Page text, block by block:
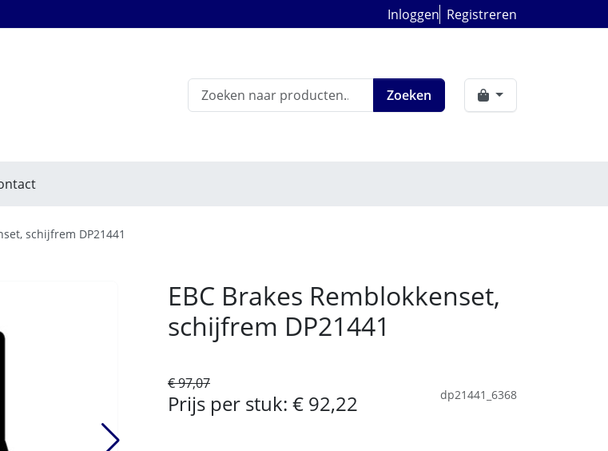
Inloggen Registreren
Zoeken
schijfrem DP21441
EBC Brakes Remblokkenset,
schijfrem DP21441
€ 97,07
Prijs per stuk: € 92,22 dp21441_6368